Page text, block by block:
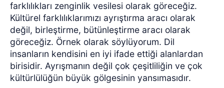
farklılıkları zenginlik vesilesi olarak göreceğiz.
Kültürel farklılıklarımızı ayrıştırma aracı olarak
değil, birleştirme, bütünleştirme aracı olarak
göreceğiz. Örnek olarak söylüyorum. Dil
insanların kendisini en iyi ifade ettiği alanlardan
birisidir. Ayrışmanın değil çok çeşitliliğin ve çok
kültürlülüğün büyük gölgesinin yansımasıdır.